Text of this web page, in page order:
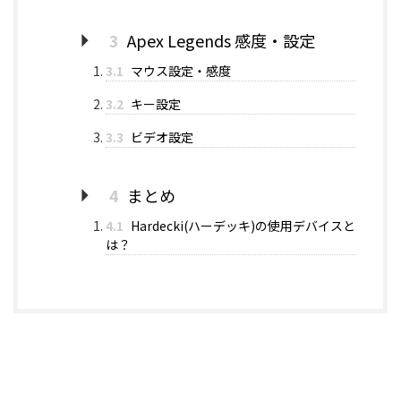
3 Apex Legends 感度・設定
3.1 マウス設定・感度
3.2 キー設定
3.3 ビデオ設定
4 まとめ
4.1 Hardecki(ハーデッキ)の使用デバイスと
は？